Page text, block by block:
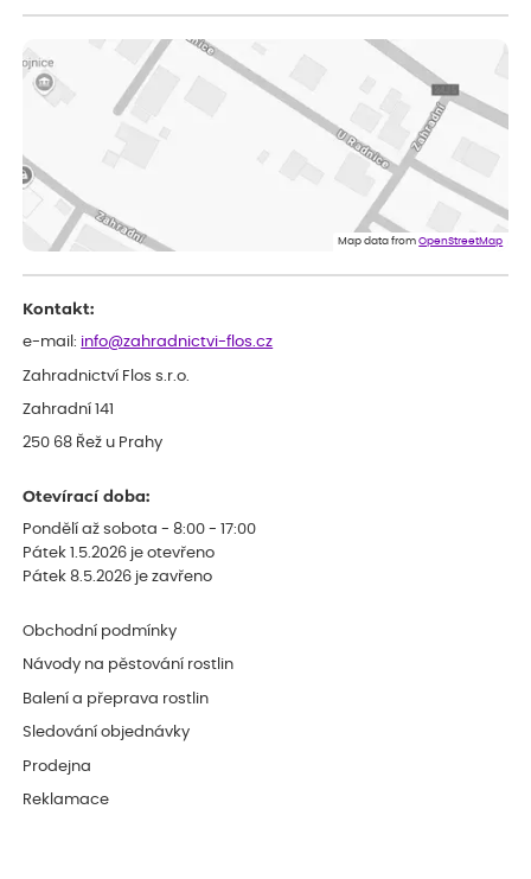
Map data fromOpenStreetMap
Kontakt:
e-mail: info@zahradnictvi-flos.cz
Zahradnictví Flos s.r.o.
Zahradní 141
250 68 Řež u Prahy
Otevírací doba:
Pondělí až sobota - 8:00 - 17:00
Pátek 1.5.2026 je otevřeno
Pátek 8.5.2026 je zavřeno
Obchodní podmínky
Návody na pěstování rostlin
Balení a přeprava rostlin
Sledování objednávky
Prodejna
Reklamace